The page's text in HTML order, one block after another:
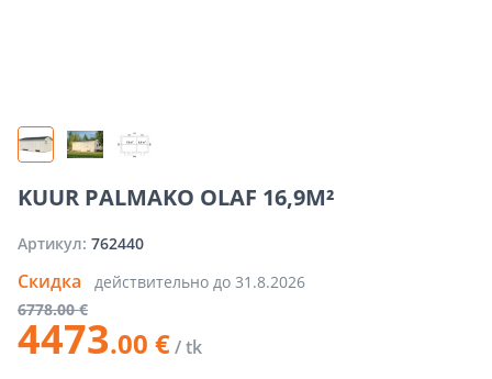
KUUR PALMAKO OLAF 16,9M²
Артикул: 762440
Скидка действительно до 31.8.2026
6778.00 €
4473.00 €/ tk